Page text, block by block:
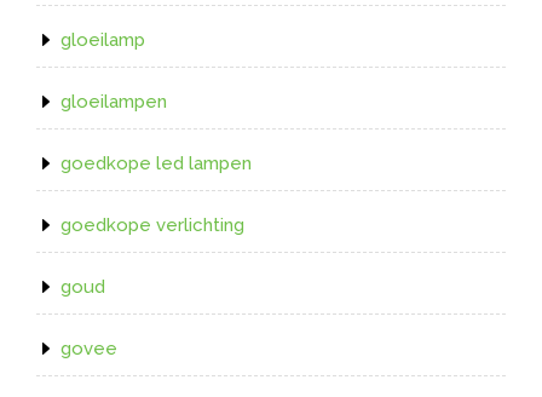
gloeilamp
gloeilampen
goedkope led lampen
goedkope verlichting
goud
govee